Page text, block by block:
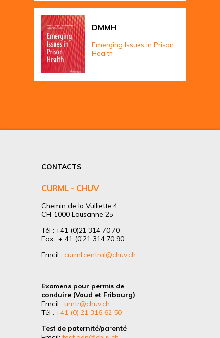
DMMH
Emerging Issues in Prison
Health
CONTACTS
CURML - CHUV
Chemin de la Vulliette 4
CH-1000 Lausanne 25
Tél : +41 (0)21 314 70 70
Fax : + 41 (0)21 314 70 90
Email : curml.central@chuv.ch
Examens pour permis de
conduire (Vaud et Fribourg)
Email : umtr@chuv.ch
Tél : +41 (0) 21 316 62 50
Test de paternité/parenté